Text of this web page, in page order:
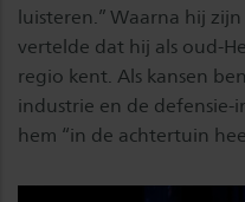
luisteren.” Waarna hij
vertelde dat hij als oud-
regio kent. Als kansen
industrie en de defensie-
hem “in de achtertuin